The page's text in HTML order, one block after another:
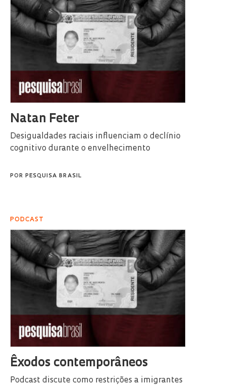
Natan Feter
Desigualdades raciais influenciam o declínio
cognitivo durante o envelhecimento
POR PESQUISA BRASIL
PODCAST
Êxodos contemporâneos
Podcast discute como restrições a imigrantes